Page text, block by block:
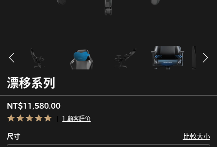
漂移系列
NT$11,580.00
1 顧客評价
尺寸 比較大小